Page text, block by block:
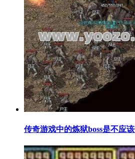
传奇游戏中的炼狱boss是不应